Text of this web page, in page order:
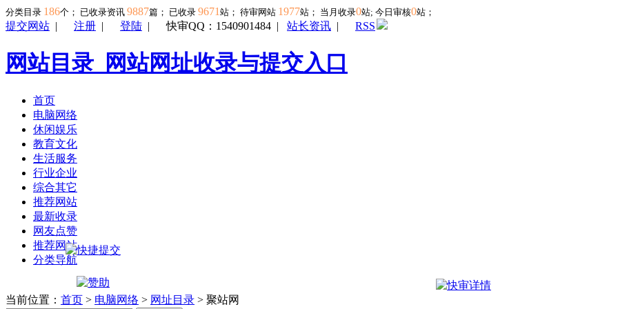
分类目录 186个； 已收录资讯 9887篇； 已收录 9671 站； 待审网站 1977站； 当月收录0站; 今日审核0站；
提交网站 | 注册 | 登陆 |快审QQ：1540901484 | 站长资讯 | RSS
网站目录_网站网址收录与提交入口
首页
电脑网络
休闲娱乐
教育文化
生活服务
行业企业
综合其它
推荐网站
最新收录
网友点赞
推荐网站
分类导航
当前位置： 首页 > 电脑网络 > 网址目录 > 聚站网